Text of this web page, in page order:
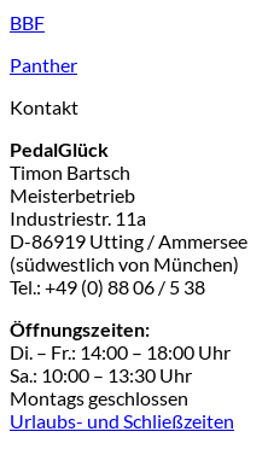
BBF
Panther
Kontakt
PedalGlück
Timon Bartsch
Meisterbetrieb
Industriestr. 11a
D-86919 Utting / Ammersee
(südwestlich von München)
Tel.: +49 (0) 88 06 / 5 38
Öffnungszeiten:
Di. – Fr.: 14:00 – 18:00 Uhr
Sa.: 10:00 – 13:30 Uhr
Montags geschlossen
Urlaubs- und Schließzeiten